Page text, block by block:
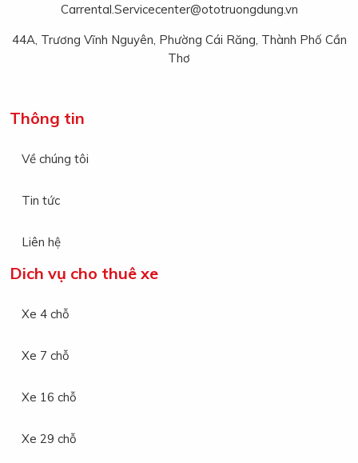
Thông tin
Về chúng tôi
Tin tức
Liên hệ
Dich vụ cho thuê xe
Xe 4 chỗ
Xe 7 chỗ
Xe 16 chỗ
Xe 29 chỗ
Carrental.Servicecenter@ototruongdung.vn
44A, Trương Vĩnh Nguyên, Phường Cái Răng, Thành Phố Cần
Thơ